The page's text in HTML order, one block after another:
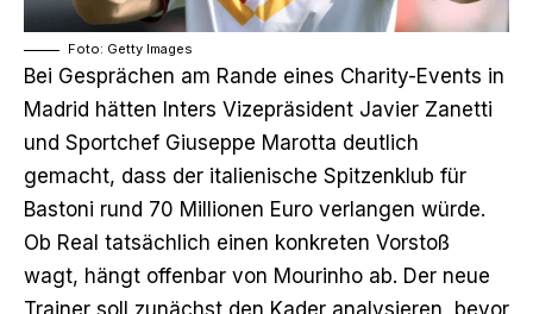
Foto: Getty Images
Bei Gesprächen am Rande eines Charity-Events in
Madrid hätten Inters Vizepräsident Javier Zanetti
und Sportchef Giuseppe Marotta deutlich
gemacht, dass der italienische Spitzenklub für
Bastoni rund 70 Millionen Euro verlangen würde.
Ob Real tatsächlich einen konkreten Vorstoß
wagt, hängt offenbar von Mourinho ab. Der neue
Trainer soll zunächst den Kader analysieren, bevor